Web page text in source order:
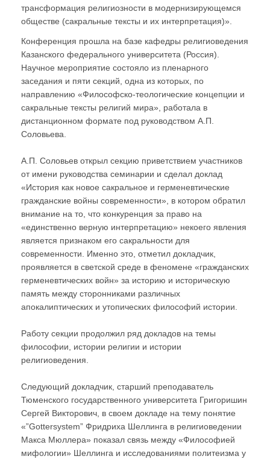
трансформация религиозности в модернизирующемся
обществе (сакральные тексты и их интерпретация)».
Конференция прошла на базе кафедры религиоведения
Казанского федерального университета (Россия).
Научное мероприятие состояло из пленарного
заседания и пяти секций, одна из которых, по
направлению «Философско-теологические концепции и
сакральные тексты религий мира», работала в
дистанционном формате под руководством А.П.
Соловьева.
А.П. Соловьев открыл секцию приветствием участников
от имени руководства семинарии и сделал доклад
«История как новое сакральное и герменевтические
гражданские войны современности», в котором обратил
внимание на то, что конкуренция за право на
«единственно верную интерпретацию» некоего явления
является признаком его сакральности для
современности. Именно это, отметил докладчик,
проявляется в светской среде в феномене «гражданских
герменевтических войн» за историю и историческую
память между сторонниками различных
апокалиптических и утопических философий истории.
Работу секции продолжил ряд докладов на темы
философии, истории религии и истории
религиоведения.
Следующий докладчик, старший преподаватель
Тюменского государственного университета Григоришин
Сергей Викторович, в своем докладе на тему понятие
«”Gottersystem” Фридриха Шеллинга в религиоведении
Макса Мюллера» показал связь между «Философией
мифологии» Шеллинга и исследованиями политеизма у